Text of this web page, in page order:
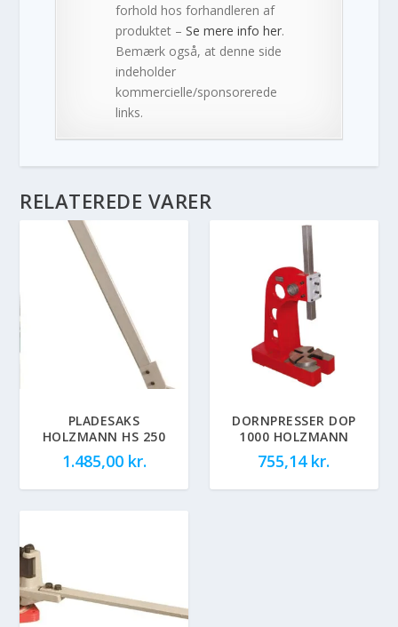
forhold hos forhandleren af
produktet –Se mere info her.
Bemærk også, at denne side
indeholder
kommercielle/sponsorerede
links.
RELATEREDE VARER
PLADESAKS
HOLZMANN HS 250
1.485,00 kr.
DORNPRESSER DOP
1000 HOLZMANN
755,14 kr.